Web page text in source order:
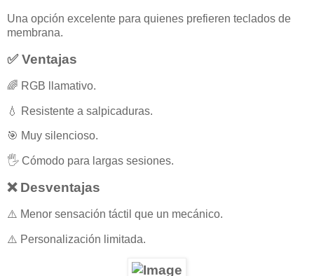
Una opción excelente para quienes prefieren teclados de
membrana.
✅ Ventajas
🌈 RGB llamativo.
💧 Resistente a salpicaduras.
🎯 Muy silencioso.
🖐️ Cómodo para largas sesiones.
❌ Desventajas
⚠️ Menor sensación táctil que un mecánico.
⚠️ Personalización limitada.